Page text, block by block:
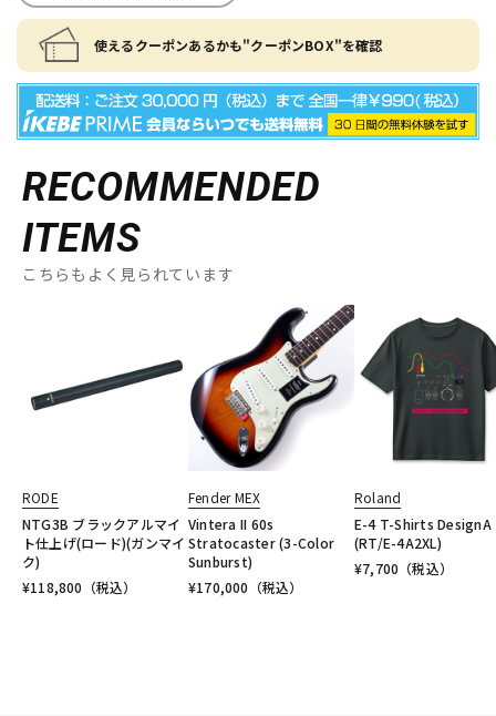
使えるクーポンあるかも"クーポンBOX"を確認
RECOMMENDED
ITEMS
こちらもよく見られています
RODE
NTG3B ブラックアルマイ
ト仕上げ(ロード)(ガンマイ
ク)
¥118,800 （税込）
Fender MEX
Vintera II 60s
Stratocaster (3-Color
Sunburst)
¥170,000 （税込）
Roland
E-4 T-Shirts DesignA
(RT/E-4A2XL)
¥7,700 （税込）